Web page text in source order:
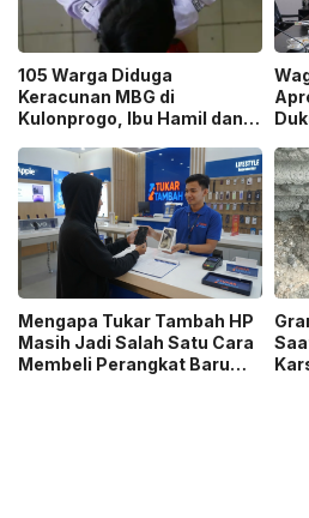
105 Warga Diduga
Keracunan MBG di
Kulonprogo, Ibu Hamil dan
Terdampak
Mengapa Tukar Tambah HP
Masih Jadi Salah Satu Cara
Membeli Perangkat Baru